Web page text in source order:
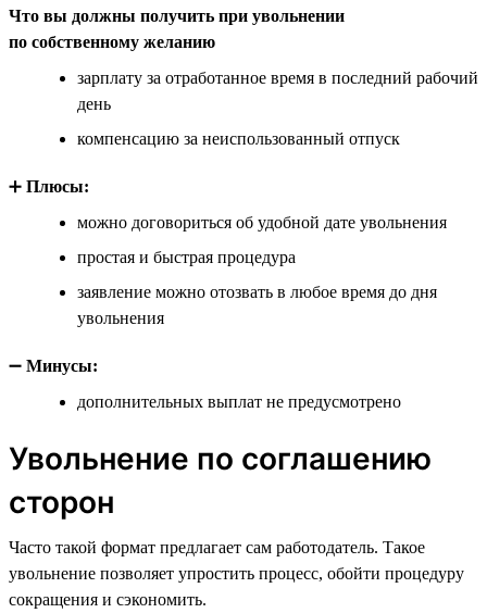
Что вы должны получить при увольнении
по собственному желанию
зарплату за отработанное время в последний рабочий
день
компенсацию за неиспользованный отпуск
➕ Плюсы:
можно договориться об удобной дате увольнения
простая и быстрая процедура
заявление можно отозвать в любое время до дня
увольнения
➖ Минусы:
дополнительных выплат не предусмотрено
Увольнение по соглашению
сторон
Часто такой формат предлагает сам работодатель. Такое
увольнение позволяет упростить процесс, обойти процедуру
сокращения и сэкономить.